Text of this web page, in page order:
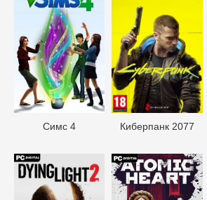
Симс 4 Киберпанк 2077